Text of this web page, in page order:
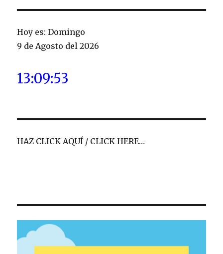
Hoy es: Domingo
9 de Agosto del 2026
13:09:54
HAZ CLICK AQUÍ / CLICK HERE…